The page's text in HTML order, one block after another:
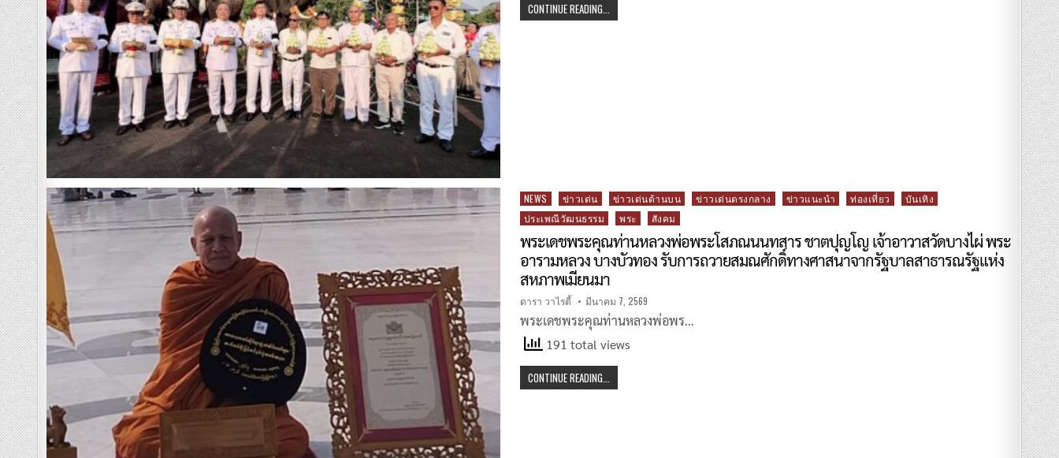
CONTINUE READING...
Posted
in
NEWS ข่าวเด่น ข่าวเด่นด้านบน ข่าวเด่นตรงกลาง ข่าวแนะนำ ท่องเที่ยว
บันเทิง
ประเพณีวัฒนธรรม
พระ สังคม
พระเดชพระคุณท่านหลวงพ่อพระโสภณนนทสาร ชาตปุญโญ เจ้าอาวาสวัดบางไผ่ พระ
อารามหลวง บางบัวทอง รับการถวายสมณศักดิ์ทางศาสนาจากรัฐบาลสาธารณรัฐแห่ง
สหภาพเมียนมา
ดารา วาไรตี้ มีนาคม 7, 2569
พระเดชพระคุณท่านหลวงพ่อพร…
191 total views
CONTINUE READING...